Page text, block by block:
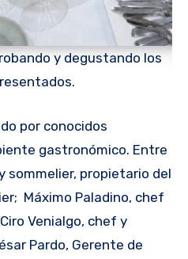
y degustando los
por conocidos
gastronómico. Entre
sommelier, propietario del
Máximo Paladino, chef
Venialgo, chef y
Pardo, Gerente de